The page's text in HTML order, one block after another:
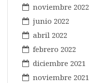
noviembre 2022
junio 2022
abril 2022
febrero 2022
diciembre 2021
noviembre 2021